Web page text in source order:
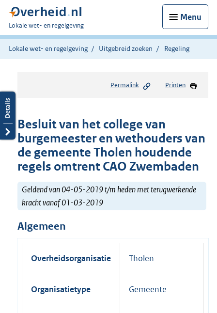
Menu
U
bent
hier:
Lokale wet- en regelgeving
Lokale wet- en regelgeving Uitgebreid zoeken Regeling
Permalink Printen
Besluit van het college van
burgemeester en wethouders van
de gemeente Tholen houdende
regels omtrent CAO Zwembaden
Geldend van 04-05-2019 t/m heden met terugwerkende
kracht vanaf 01-03-2019
Algemeen
Overheidsorganisatie Tholen
Organisatietype Gemeente